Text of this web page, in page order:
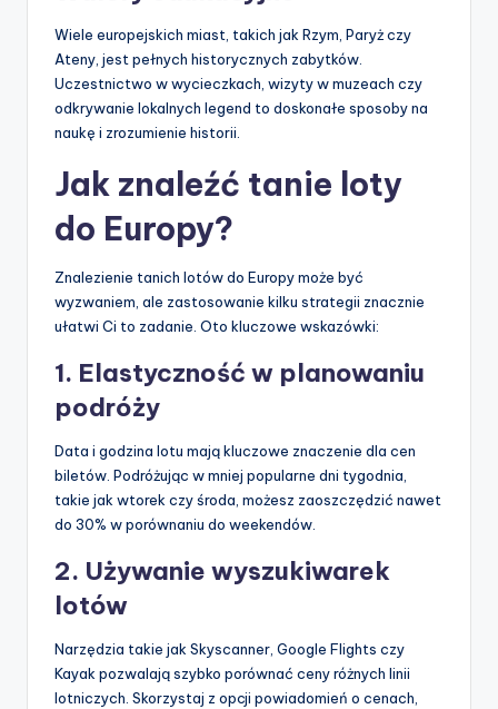
Wiele europejskich miast, takich jak Rzym, Paryż czy
Ateny, jest pełnych historycznych zabytków.
Uczestnictwo w wycieczkach, wizyty w muzeach czy
odkrywanie lokalnych legend to doskonałe sposoby na
naukę i zrozumienie historii.
Jak znaleźć tanie loty
do Europy?
Znalezienie tanich lotów do Europy może być
wyzwaniem, ale zastosowanie kilku strategii znacznie
ułatwi Ci to zadanie. Oto kluczowe wskazówki:
1. Elastyczność w planowaniu
podróży
Data i godzina lotu mają kluczowe znaczenie dla cen
biletów. Podróżując w mniej popularne dni tygodnia,
takie jak wtorek czy środa, możesz zaoszczędzić nawet
do 30% w porównaniu do weekendów.
2. Używanie wyszukiwarek
lotów
Narzędzia takie jak Skyscanner, Google Flights czy
Kayak pozwalają szybko porównać ceny różnych linii
lotniczych. Skorzystaj z opcji powiadomień o cenach,